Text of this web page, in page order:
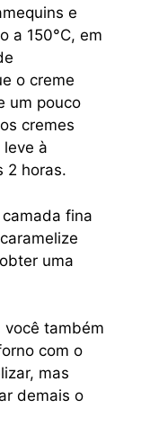
e
a 150°C, em
o creme
um pouco
cremes
à
2 horas.
fina
uma
você também
com o
mas
demais o